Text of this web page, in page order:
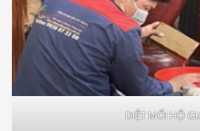
DIỆT MỐI HỘ